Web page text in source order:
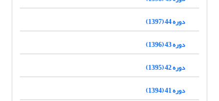
دوره 44 (1397)
دوره 43 (1396)
دوره 42 (1395)
دوره 41 (1394)